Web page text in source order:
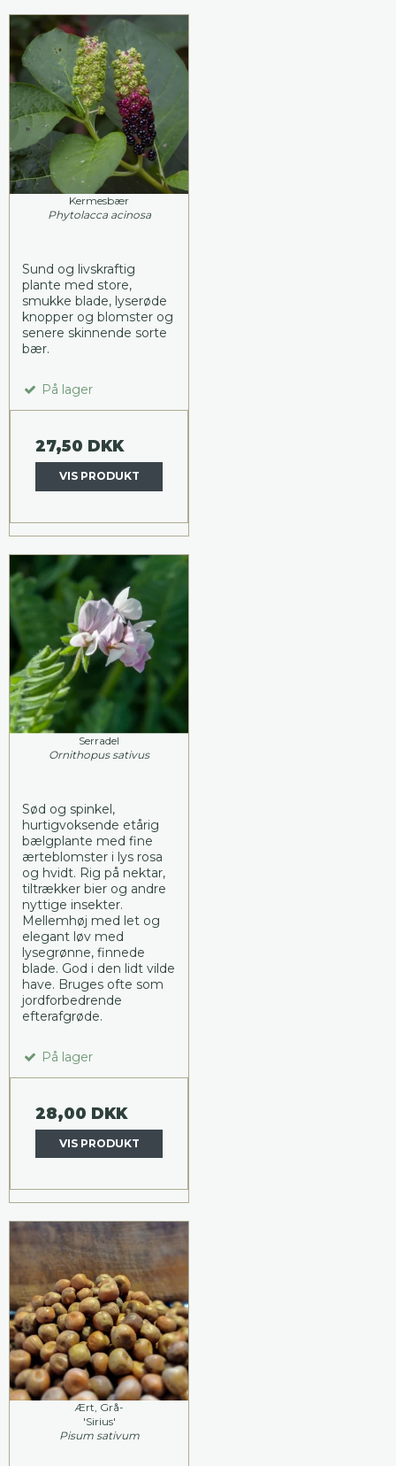
Kermesbær
Phytolacca acinosa
Sund og livskraftig
plante med store,
smukke blade, lyserøde
knopper og blomster og
senere skinnende sorte
bær.
På lager
27,50 DKK
VIS PRODUKT
Serradel
Ornithopus sativus
Sød og spinkel,
hurtigvoksende etårig
bælgplante med fine
ærteblomster i lys rosa
og hvidt. Rig på nektar,
tiltrækker bier og andre
nyttige insekter.
Mellemhøj med let og
elegant løv med
lysegrønne, finnede
blade. God i den lidt vilde
have. Bruges ofte som
jordforbedrende
efterafgrøde.
På lager
28,00 DKK
VIS PRODUKT
Ært, Grå-
'Sirius'
Pisum sativum